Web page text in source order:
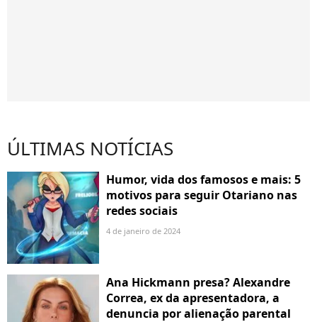
ÚLTIMAS NOTÍCIAS
Humor, vida dos famosos e mais: 5
motivos para seguir Otariano nas
redes sociais
4 de janeiro de 2024
Ana Hickmann presa? Alexandre
Correa, ex da apresentadora, a
denuncia por alienação parental